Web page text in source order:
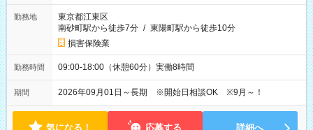
勤務地
東京都江東区
南砂町駅から徒歩7分 / 東陽町駅から徒歩10分
損害保険業
勤務時間 09:00-18:00（休憩60分）実働8時間
期間 2026年09月01日～長期 ※開始日相談OK ※9月～！
気になる！ 応募する 詳細へ